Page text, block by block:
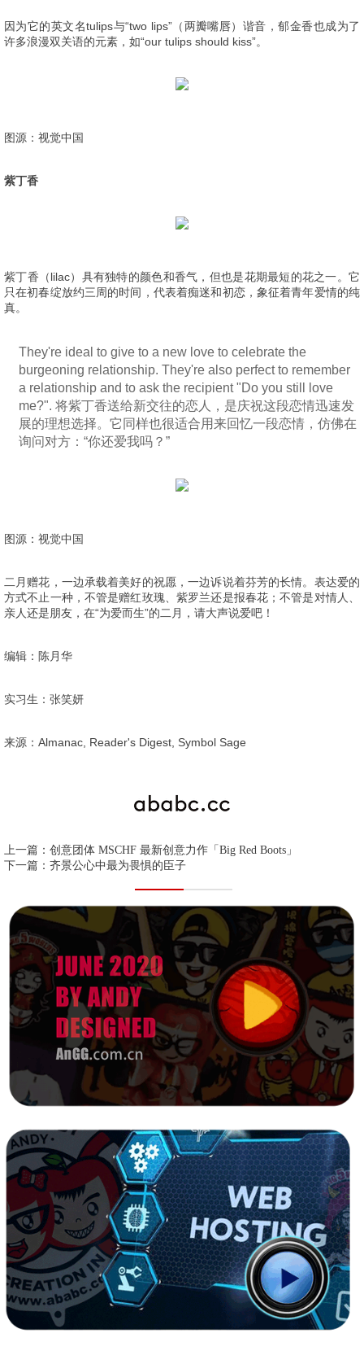
因为它的英文名tulips与“two lips”（两瓣嘴唇）谐音，郁金香也成为了
许多浪漫双关语的元素，如“our tulips should kiss”。
图源：视觉中国
紫丁香
紫丁香（lilac）具有独特的颜色和香气，但也是花期最短的花之一。它
只在初春绽放约三周的时间，代表着痴迷和初恋，象征着青年爱情的纯
真。
They're ideal to give to a new love to celebrate the
burgeoning relationship. They're also perfect to remember
a relationship and to ask the recipient "Do you still love
me?". 将紫丁香送给新交往的恋人，是庆祝这段恋情迅速发
展的理想选择。它同样也很适合用来回忆一段恋情，仿佛在
询问对方：“你还爱我吗？”
图源：视觉中国
二月赠花，一边承载着美好的祝愿，一边诉说着芬芳的长情。表达爱的
方式不止一种，不管是赠红玫瑰、紫罗兰还是报春花；不管是对情人、
亲人还是朋友，在“为爱而生”的二月，请大声说爱吧！
编辑：陈月华
实习生：张笑妍
来源：Almanac, Reader's Digest, Symbol Sage
上一篇： 创意团体 MSCHF 最新创意力作「Big Red Boots」
下一篇： 齐景公心中最为畏惧的臣子